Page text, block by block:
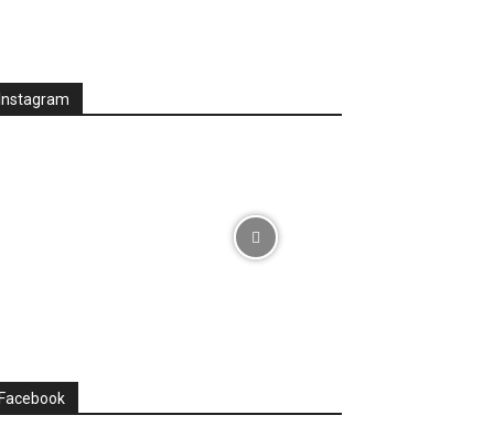
Instagram
Facebook